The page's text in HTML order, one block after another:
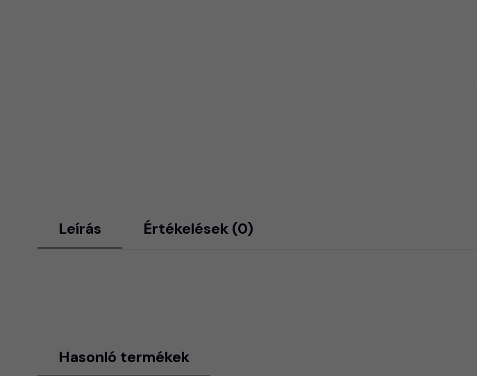
Leírás Értékelések (0)
Hasonló termékek